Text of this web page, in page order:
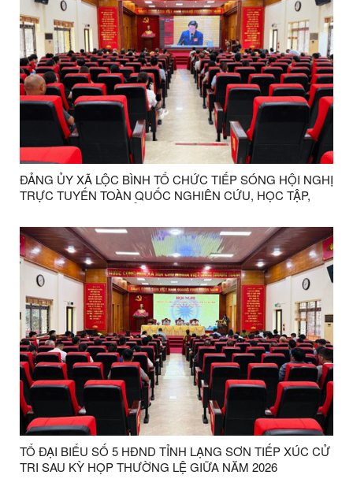
ĐẢNG ỦY XÃ LỘC BÌNH TỔ CHỨC TIẾP SÓNG HỘI NGHỊ
TRỰC TUYẾN TOÀN QUỐC NGHIÊN CỨU, HỌC TẬP,
HỘI NGHỊ LẦN THỨ BA BAN CHẤP HÀNH TRUNG
ƯƠNG ĐẢNG KHÓA XIV
TỔ ĐẠI BIỂU SỐ 5 HĐND TỈNH LẠNG SƠN TIẾP XÚC CỬ
TRI SAU KỲ HỌP THƯỜNG LỆ GIỮA NĂM 2026